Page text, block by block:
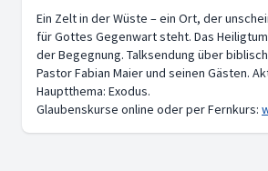
Ein Zelt in der Wüste – ein Ort, der
für Gottes Gegenwart steht. Das
der Begegnung. Talksendung über
Pastor Fabian Maier und seinen Gästen.
Hauptthema: Exodus.
Glaubenskurse online oder per Fernkurs: